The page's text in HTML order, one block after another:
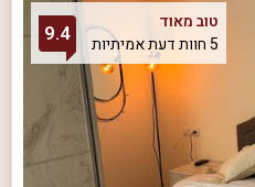
טוב מאוד
5 חוות דעת אמיתיות
9.4